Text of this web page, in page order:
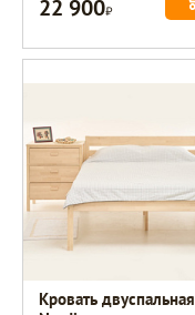
22 900Р
Кровать двуспальная